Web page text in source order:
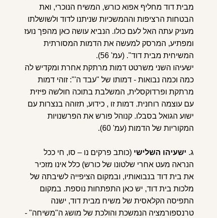
מבית דוד מחליף אפוא כורש, המשיח הנוכרי, ואת
הבטחות הרציפות וההמשכיות שניתנו לדוד ולשושלתו
מעניק עתה האל לעם כולו. הנביא עושה כאן מהפך נועז
ומפתיע, המרסק למעשה את הדמות המסורתית
המשיחית מבית דוד". (עמ' 56).
ישעיהו השני משרטט דמות מרתקת אחרת ומקדיש לה
כמה וכמה נבואות - דמותו של "עבד ה'": זוהי דמות
מרתקת ופרדוקסלית, המשלבת בתוכה חולשה פיזית
עם עוצמה רוחנית. דמות זו , כידוע, תזוהה בנצרות עם
ישוע הגואל בסבלו. קנוהל פורש את הפרשנויות
המקוריות של הדמות (עמ' 60).
ג. ישעיהו השלישי (כותב פרקים נו – סו, חי ככל
הנראה מעט אחרי שלטונו של כורש) כלל אינו מזכיר
את בית דוד בנבואותיו, ובמקום הציפייה לשיבתה של
מלכות בית דוד, יש כאן התפתחות נוספת. במקום
התפיסה הקלאסית של משיח מבית דוד, ישנה
טרנספורמציה הנמשכת והולכת של מושג ה"משיחה" -